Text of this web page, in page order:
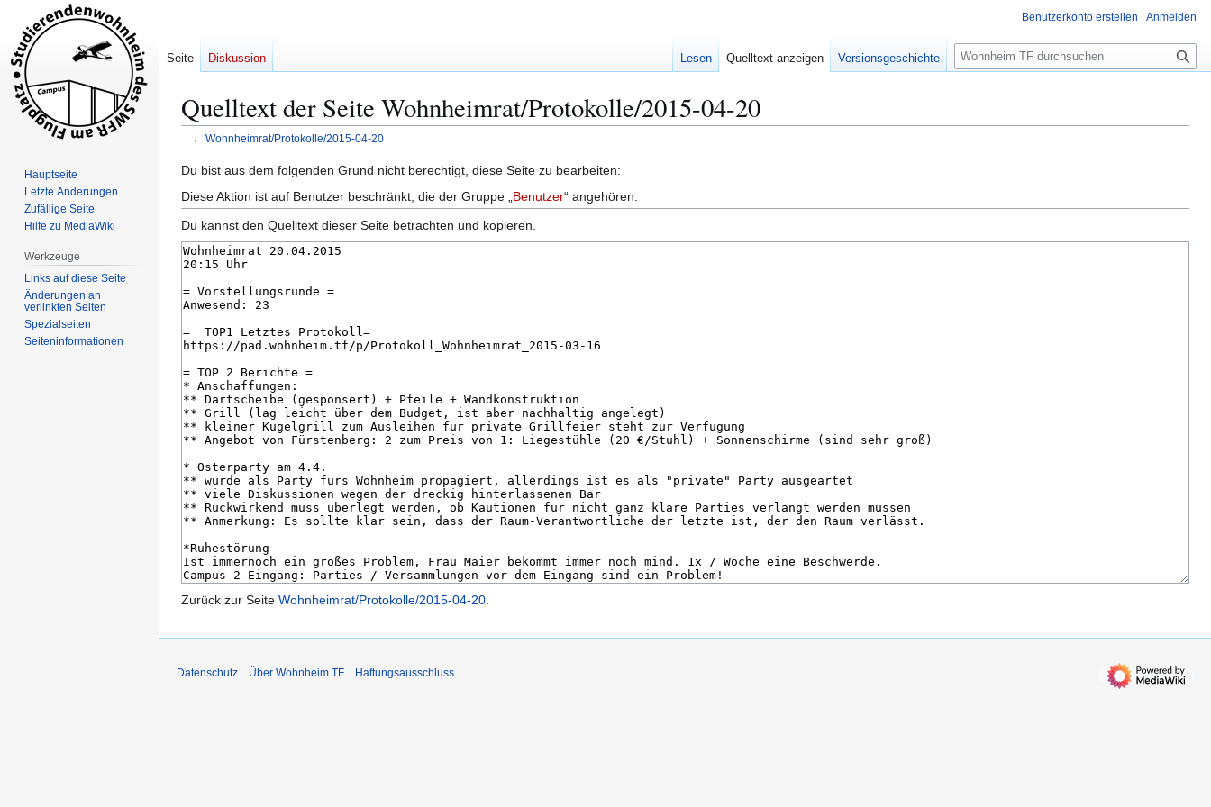
Quelltext der Seite Wohnheimrat/Protokolle/2015-04-20
← Wohnheimrat/Protokolle/2015-04-20
Zur
Navigation
springen
Zur
Suche
springen
Du bist aus dem folgenden Grund nicht berechtigt, diese Seite zu bearbeiten:
Diese Aktion ist auf Benutzer beschränkt, die der Gruppe „ Benutzer“ angehören.
Du kannst den Quelltext dieser Seite betrachten und kopieren.
Zurück zur Seite Wohnheimrat/Protokolle/2015-04-20
Benutzerkonto erstellen Anmelden
Seite Diskussion Lesen Quelltext anzeigen Versionsgeschichte
S
u
e
Hauptseite
Letzte Änderungen
Zufällige Seite
Hilfe zu MediaWiki
Werkzeuge
Links auf diese Seite
Änderungen an
verlinkten Seiten
Spezialseiten
Seiten­­informationen
Datenschutz Über Wohnheim TF Haftungsausschluss